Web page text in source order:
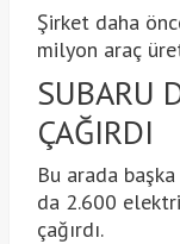
Şirket daha
milyon araç
SUBARU
ÇAĞIRDI
Bu arada
da 2.600
çağırdı.